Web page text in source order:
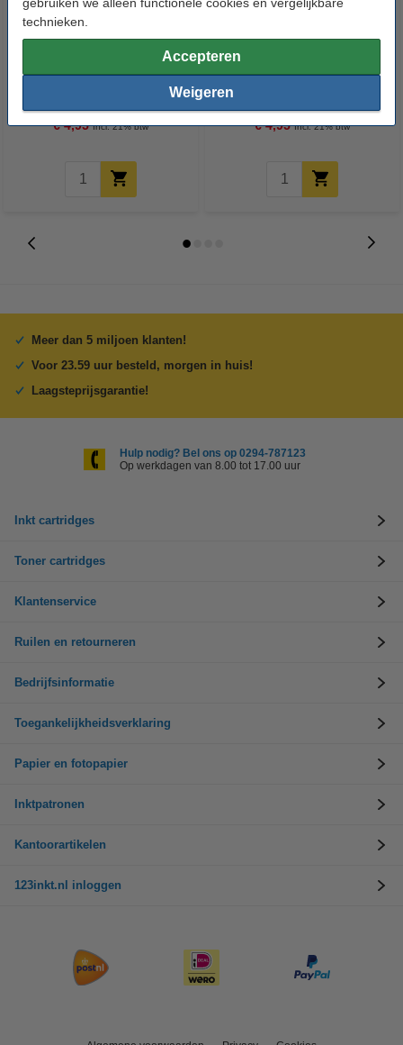
technieken.
Accepteren
Weigeren
Winsor & Newton schildermes
€ 4,95 Incl. 21% btw
Winsor & Newton schildermes
€ 4,95 Incl. 21% btw
Meer dan 5 miljoen klanten!
Voor 23.59 uur besteld, morgen in huis!
Laagsteprijsgarantie!
Hulp nodig? Bel ons op 0294-787123
Op werkdagen van 8.00 tot 17.00 uur
Inkt cartridges
Toner cartridges
Klantenservice
Ruilen en retourneren
Bedrijfsinformatie
Toegankelijkheidsverklaring
Papier en fotopapier
Inktpatronen
Kantoorartikelen
123inkt.nl inloggen